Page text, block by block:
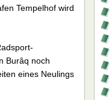
Tempelhof wird
Burâq noch
eines Neulings